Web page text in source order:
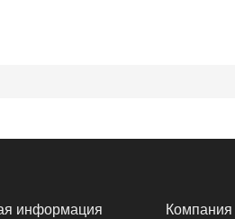
информация Компания